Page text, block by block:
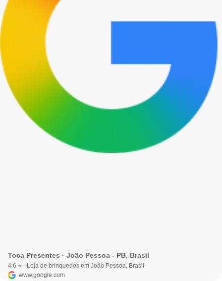
Toca Presentes · João Pessoa - PB, Brasil
4.6 ⭐ · Loja de brinquedos em João Pessoa, Brasil
www.google.com